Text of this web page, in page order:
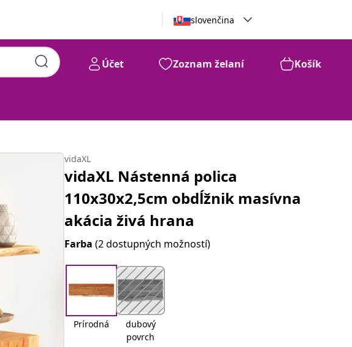
slovenčina
Účet Zoznam želaní Košík
vidaXL
vidaXL Nástenná polica
110x30x2,5cm obdĺžnik masívna
akácia živá hrana
Farba(2 dostupných možností)
Prírodná
dubový
povrch